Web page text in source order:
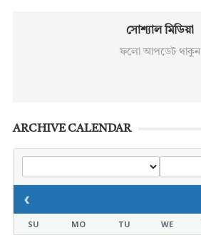
সোশ্যাল মিডিয়া
ফলো আপডেট থাকুন
ARCHIVE CALENDAR
‹
SU MO TU WE